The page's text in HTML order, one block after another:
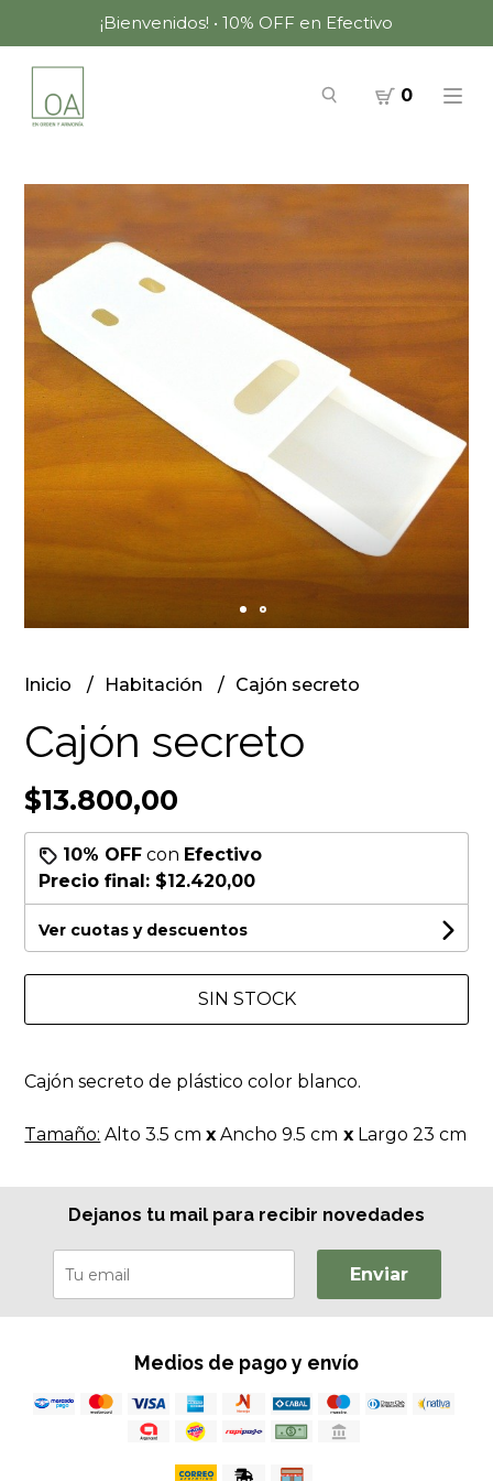
¡Bienvenidos! • 10% OFF en Efectivo
0
Inicio Habitación Cajón secreto
Cajón secreto
$13.800,00
10% OFF con Efectivo
Precio final: $12.420,00
Ver cuotas y descuentos
SIN STOCK
Cajón secreto de plástico color blanco.
Tamaño: Alto 3.5 cmx Ancho 9.5 cm x Largo 23 cm
Dejanos tu mail para recibir novedades
Enviar
Medios de pago y envío